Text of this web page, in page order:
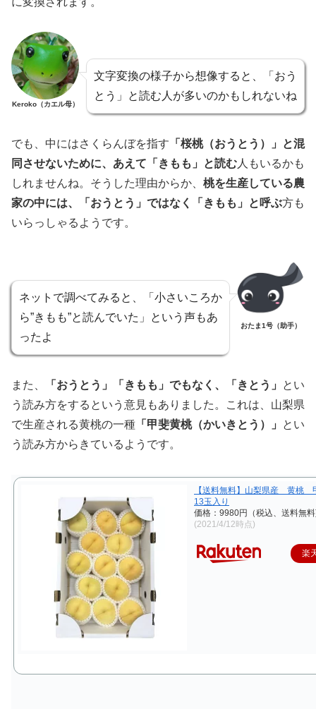
Keroko（カエル母）
文字変換の様子から想像すると、「おう
とう」と読む人が多いのかもしれないね
でも、中にはさくらんぼを指す 「桜桃（おうとう）」と混
同させないために、あえて「きもも」と読む 人もいるかも
しれませんね。そうした理由からか、 桃を生産している農
家の中には、「おうとう」ではなく「きもも」と呼ぶ方も
いらっしゃるようです。
ネットで調べてみると、「小さいころか
ら”きもも”と読んでいた」という声もあ
ったよ
おたま1号（助手）
また、 「おうとう」「きもも」でもなく、「きとう」
とい
う読み方をするという意見もありました。これは、山梨県
で生産される黄桃の一種 「甲斐黄桃（かいきとう）」
とい
う読み方からきているようです。
【送料無料】山梨県産 黄
13玉入り
価格：9980円（税込、送料無
(2021/4/12時点)
楽